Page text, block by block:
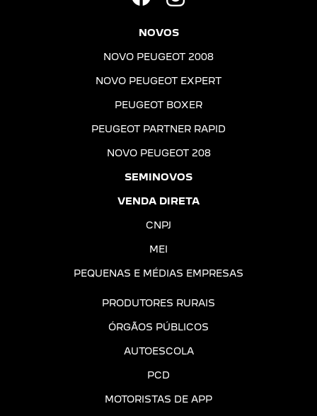
NOVOS
NOVO PEUGEOT 2008
NOVO PEUGEOT EXPERT
PEUGEOT BOXER
PEUGEOT PARTNER RAPID
NOVO PEUGEOT 208
SEMINOVOS
VENDA DIRETA
CNPJ
MEI
PEQUENAS E MÉDIAS EMPRESAS
PRODUTORES RURAIS
ÓRGÃOS PÚBLICOS
AUTOESCOLA
PCD
MOTORISTAS DE APP